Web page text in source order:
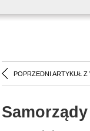
POPRZEDNI ARTYKUŁ Z